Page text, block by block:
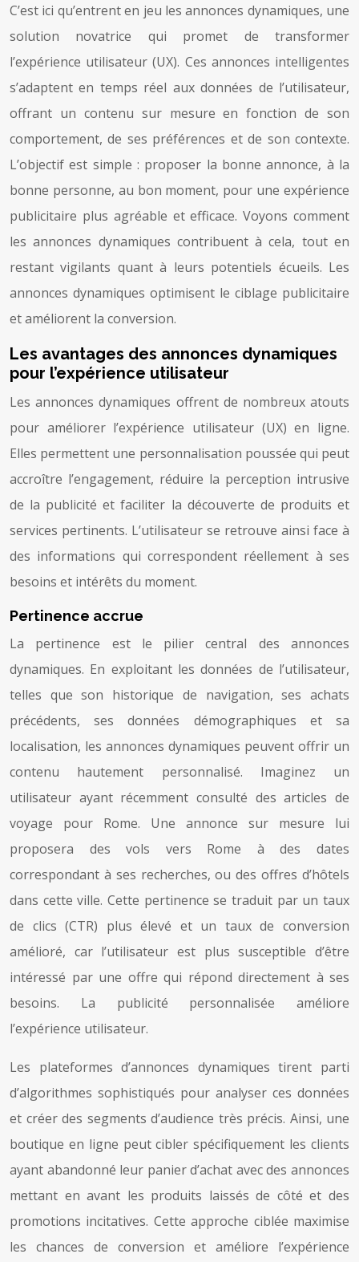
C’est ici qu’entrent en jeu les annonces dynamiques, une
solution novatrice qui promet de transformer
l’expérience utilisateur (UX). Ces annonces intelligentes
s’adaptent en temps réel aux données de l’utilisateur,
offrant un contenu sur mesure en fonction de son
comportement, de ses préférences et de son contexte.
L’objectif est simple : proposer la bonne annonce, à la
bonne personne, au bon moment, pour une expérience
publicitaire plus agréable et efficace. Voyons comment
les annonces dynamiques contribuent à cela, tout en
restant vigilants quant à leurs potentiels écueils. Les
annonces dynamiques optimisent le ciblage publicitaire
et améliorent la conversion.
Les avantages des annonces dynamiques
pour l’expérience utilisateur
Les annonces dynamiques offrent de nombreux atouts
pour améliorer l’expérience utilisateur (UX) en ligne.
Elles permettent une personnalisation poussée qui peut
accroître l’engagement, réduire la perception intrusive
de la publicité et faciliter la découverte de produits et
services pertinents. L’utilisateur se retrouve ainsi face à
des informations qui correspondent réellement à ses
besoins et intérêts du moment.
Pertinence accrue
La pertinence est le pilier central des annonces
dynamiques. En exploitant les données de l’utilisateur,
telles que son historique de navigation, ses achats
précédents, ses données démographiques et sa
localisation, les annonces dynamiques peuvent offrir un
contenu hautement personnalisé. Imaginez un
utilisateur ayant récemment consulté des articles de
voyage pour Rome. Une annonce sur mesure lui
proposera des vols vers Rome à des dates
correspondant à ses recherches, ou des offres d’hôtels
dans cette ville. Cette pertinence se traduit par un taux
de clics (CTR) plus élevé et un taux de conversion
amélioré, car l’utilisateur est plus susceptible d’être
intéressé par une offre qui répond directement à ses
besoins. La publicité personnalisée améliore
l’expérience utilisateur.
Les plateformes d’annonces dynamiques tirent parti
d’algorithmes sophistiqués pour analyser ces données
et créer des segments d’audience très précis. Ainsi, une
boutique en ligne peut cibler spécifiquement les clients
ayant abandonné leur panier d’achat avec des annonces
mettant en avant les produits laissés de côté et des
promotions incitatives. Cette approche ciblée maximise
les chances de conversion et améliore l’expérience